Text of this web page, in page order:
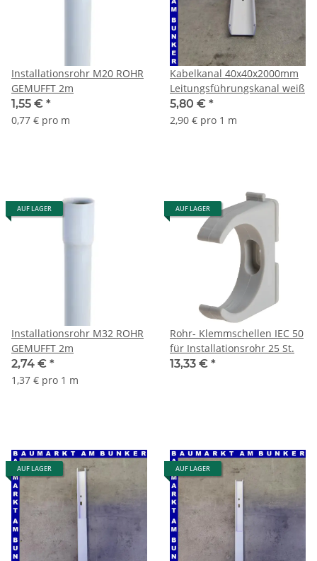
Installationsrohr M20 ROHR
GEMUFFT 2m
1,55 € *
0,77 € pro m
Kabelkanal 40x40x2000mm
Leitungsführungskanal weiß
5,80 € *
2,90 € pro 1 m
AUF LAGER
Installationsrohr M32 ROHR
GEMUFFT 2m
2,74 € *
1,37 € pro 1 m
AUF LAGER
Rohr- Klemmschellen IEC 50
für Installationsrohr 25 St.
13,33 € *
AUF LAGER AUF LAGER